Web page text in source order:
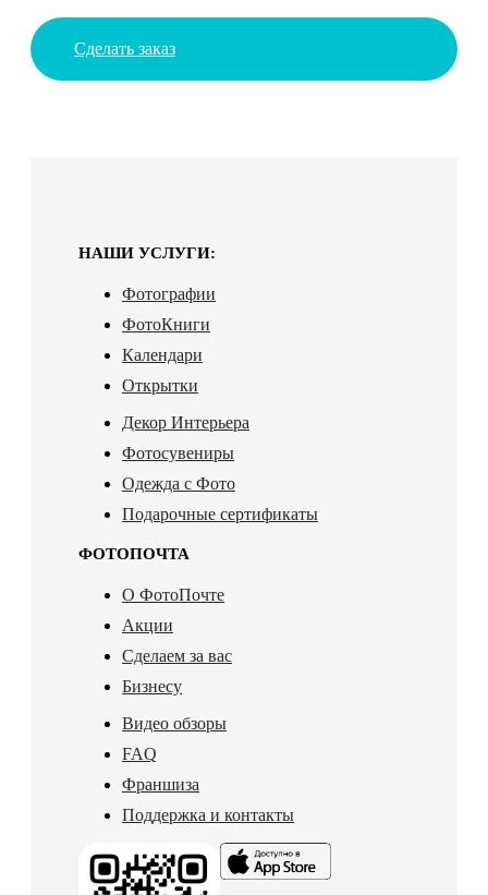
Сделать заказ
НАШИ УСЛУГИ:
Фотографии
ФотоКниги
Календари
Открытки
Декор Интерьера
Фотосувениры
Одежда с Фото
Подарочные сертификаты
ФОТОПОЧТА
О ФотоПочте
Акции
Сделаем за вас
Бизнесу
Видео обзоры
FAQ
Франшиза
Поддержка и контакты